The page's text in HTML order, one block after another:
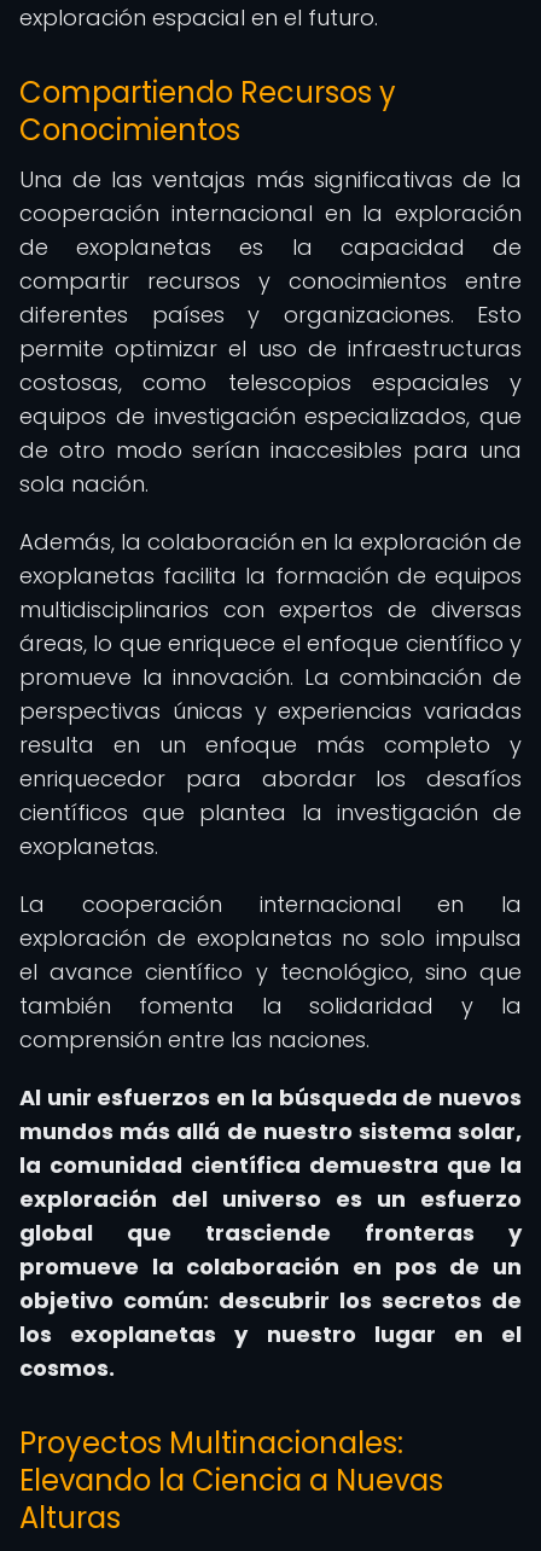
exploración espacial en el futuro.
Compartiendo Recursos y
Conocimientos
Una de las ventajas más significativas de la
cooperación internacional en la exploración
de exoplanetas es la capacidad de
compartir recursos y conocimientos entre
diferentes países y organizaciones. Esto
permite optimizar el uso de infraestructuras
costosas, como telescopios espaciales y
equipos de investigación especializados, que
de otro modo serían inaccesibles para una
sola nación.
Además, la colaboración en la exploración de
exoplanetas facilita la formación de equipos
multidisciplinarios con expertos de diversas
áreas, lo que enriquece el enfoque científico y
promueve la innovación. La combinación de
perspectivas únicas y experiencias variadas
resulta en un enfoque más completo y
enriquecedor para abordar los desafíos
científicos que plantea la investigación de
exoplanetas.
La cooperación internacional en la
exploración de exoplanetas no solo impulsa
el avance científico y tecnológico, sino que
también fomenta la solidaridad y la
comprensión entre las naciones.
Al unir esfuerzos en la búsqueda de nuevos
mundos más allá de nuestro sistema solar,
la comunidad científica demuestra que la
exploración del universo es un esfuerzo
global que trasciende fronteras y
promueve la colaboración en pos de un
objetivo común: descubrir los secretos de
los exoplanetas y nuestro lugar en el
cosmos.
Proyectos Multinacionales:
Elevando la Ciencia a Nuevas
Alturas